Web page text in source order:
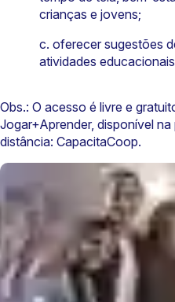
crianças e jovens;
c. oferecer sugestões
atividades
Obs.: O acesso é livre e
Jogar+Aprender, disponível
distância: CapacitaCoop.